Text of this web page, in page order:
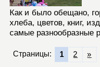
Как и было обещано,
хлеба, цветов, книг,
самые разнообразные
Страницы: 1 2 »